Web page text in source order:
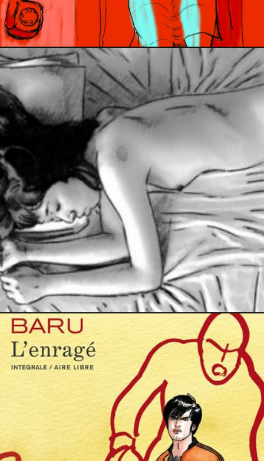
30 août 2018
13 avril 2014